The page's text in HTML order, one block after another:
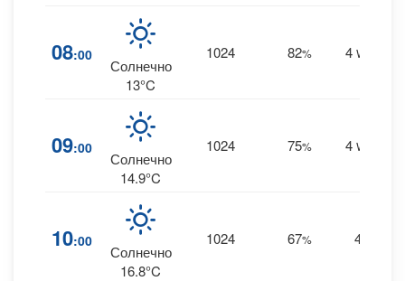
08:00
Солнечно
13°C
1024 82% 4 WNW
09:00
Солнечно
14.9°C
1024 75% 4 WNW
10:00
Солнечно
16.8°C
1024 67% 4